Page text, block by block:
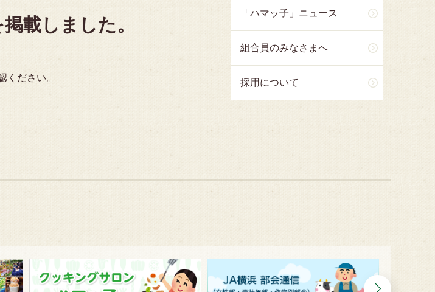
載しました。
ください。
「ハマッ子」ニュース
組合員のみなさまへ
採用について